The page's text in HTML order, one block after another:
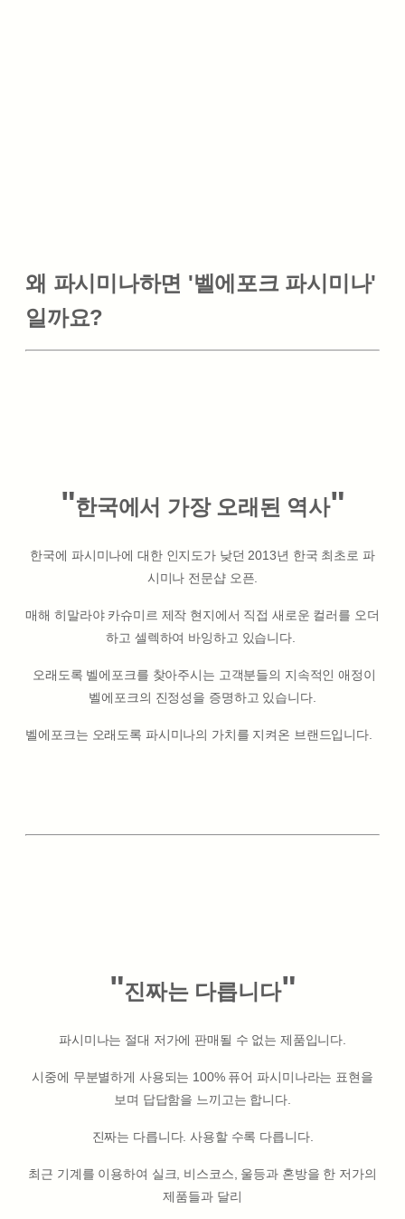
왜 파시미나하면 '벨에포크 파시미나'
일까요?
"한국에서 가장 오래된 역사"
한국에 파시미나에 대한 인지도가 낮던 2013년 한국 최초로 파
시미나 전문샵 오픈.
매해 히말라야 카슈미르 제작 현지에서 직접 새로운 컬러를 오더
하고 셀렉하여 바잉하고 있습니다.
오래도록 벨에포크를 찾아주시는 고객분들의 지속적인 애정이
벨에포크의 진정성을 증명하고 있습니다.
벨에포크는 오래도록 파시미나의 가치를 지켜온 브랜드입니다.
"진짜는 다릅니다"
파시미나는 절대 저가에 판매될 수 없는 제품입니다.
시중에 무분별하게 사용되는 100% 퓨어 파시미나라는 표현을
보며 답답함을 느끼고는 합니다.
진짜는 다릅니다. 사용할 수록 다릅니다.
최근 기계를 이용하여 실크, 비스코스, 울등과 혼방을 한 저가의
제품들과 달리